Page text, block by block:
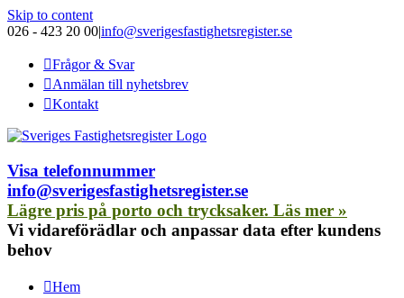
Skip to content
026 - 423 20 00|info@sverigesfastighetsregister.se
Frågor & Svar
Anmälan till nyhetsbrev
Kontakt
Visa telefonnummer
info@sverigesfastighetsregister.se
Lägre pris på porto och trycksaker. Läs mer »
Vi vidareförädlar och anpassar data efter kundens
behov
Hem